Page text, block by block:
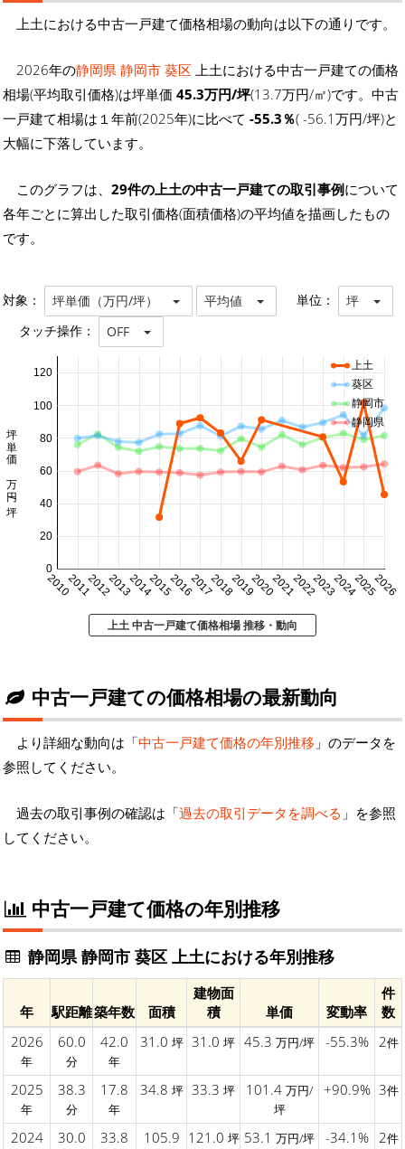
上土における中古一戸建て価格相場の動向は以下の通りです。
2026年の静岡県 静岡市 葵区 上土における中古一戸建ての価格
相場(平均取引価格)は坪単価 45.3万円/坪(13.7万円/㎡)です。中古
一戸建て相場は１年前(2025年)に比べて -55.3％( -56.1万円/坪)と
大幅に下落しています。
このグラフは、 29件の上土の中古一戸建ての取引事例について
各年ごとに算出した取引価格(面積価格)の平均値を描画したもの
です。
対象： 坪単価（万円/坪） 平均値 単位： 坪
タッチ操作： OFF
20102011201220132014201520162017201820192020202120222023202420252026
0
20
40
60
80
100
120
坪単価 万円/坪
上土
葵区
静岡市
静岡県
上土 中古一戸建て価格相場 推移・動向
中古一戸建ての価格相場の最新動向
より詳細な動向は「中古一戸建て価格の年別推移 」のデータを
参照してください。
過去の取引事例の確認は「過去の取引データを調べる 」を参照
してください。
中古一戸建て価格の年別推移
静岡県 静岡市 葵区 上土における年別推移
年 駅距離築年数 面積
建物面
積
単価 変動率
件
数
2026
年
60.0
分
42.0
年
31.0 坪 31.0 坪 45.3 万円/坪 -55.3% 2件
2025
年
38.3
分
17.8
年
34.8 坪 33.3 坪 101.4 万円/
坪
+90.9% 3件
2024 30.0 33.8 105.9 121.0 坪 53.1 万円/坪 -34.1% 2件